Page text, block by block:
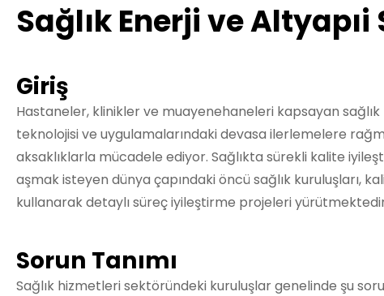
Sağlık Enerji ve
Giriş
Hastaneler, klinikler ve muayenehaneleri kapsayan sağlık
teknolojisi ve uygulamalarındaki devasa ilerlemelere
aksaklıklarla mücadele ediyor. Sağlıkta sürekli kalite
aşmak isteyen dünya çapındaki öncü sağlık kuruluşları,
kullanarak detaylı süreç iyileştirme projeleri
Sorun Tanımı
Sağlık hizmetleri sektöründeki kuruluşlar genelinde şu